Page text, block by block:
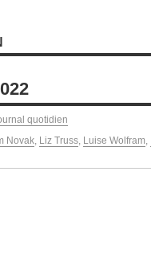
quotidien
Novak, Liz Truss, Luise Wolfram,